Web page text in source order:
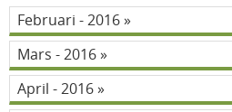
Februari - 2016
Mars - 2016
April - 2016